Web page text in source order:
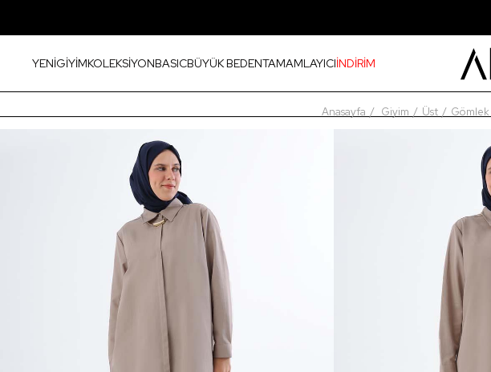
YENİGİYİMKOLEKSİYONBASICBÜYÜK BEDENTAMAMLAYICIİNDİRİM
Anasayfa Giyim Üst Gömlek